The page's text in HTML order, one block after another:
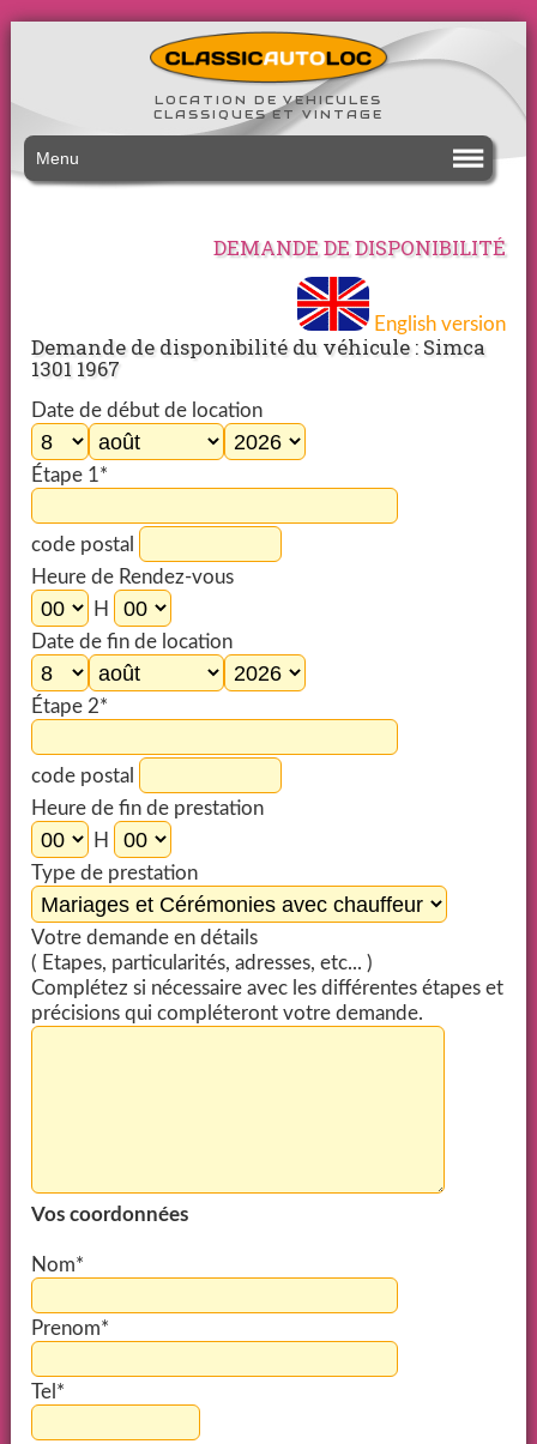
LOCATION DE VEHICULES
CLASSIQUES ET VINTAGE
Menu
DEMANDE DE DISPONIBILITÉ
English version
Demande de disponibilité du véhicule : Simca
1301 1967
Date de début de location
Étape 1*
code postal
Heure de Rendez-vous
H
Date de fin de location
Étape 2*
code postal
Heure de fin de prestation
H
Type de prestation
Votre demande en détails
( Etapes, particularités, adresses, etc... )
Complétez si nécessaire avec les différentes étapes et
précisions qui compléteront votre demande.
Vos coordonnées
Nom*
Prenom*
Tel*